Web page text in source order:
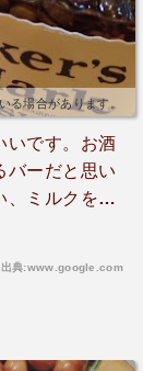
る場合があります。
いです。お酒
バーだと思い
、ミルクを使
で希望以上
うでしたが、
出典:www.google.com